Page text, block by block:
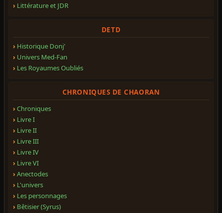
Littérature et JDR
DETD
Historique Donj'
Univers Med-Fan
Les Royaumes Oubliés
CHRONIQUES DE CHAORAN
Chroniques
Livre I
Livre II
Livre III
Livre IV
Livre VI
Anectodes
L'univers
Les personnages
Bêtisier (Syrus)